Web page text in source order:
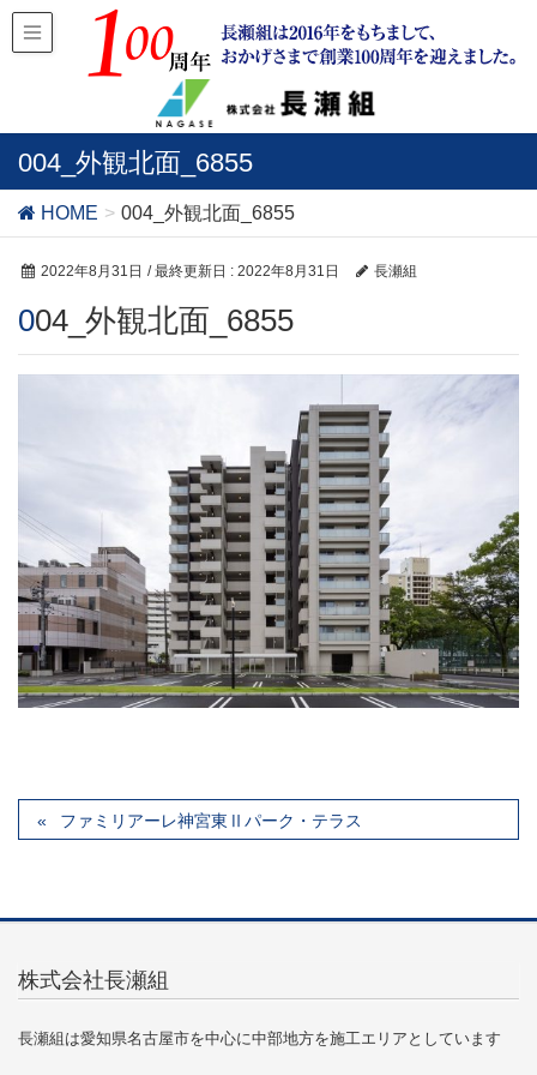
004_外観北面_6855
HOME 004_外観北面_6855
2022年8月31日 / 最終更新日 : 2022年8月31日 長瀬組
004_外観北面_6855
ファミリアーレ神宮東Ⅱパーク・テラス
株式会社長瀬組
長瀬組は愛知県名古屋市を中心に中部地方を施工エリアとしています